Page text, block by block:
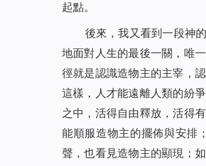
起點。
後來，我又看到一段神
地面對人生的最後一關，唯
徑就是認識造物主的主宰，
這樣，人才能遠離人類的紛
之中，活得自由釋放，活得
能順服造物主的擺佈與安排
聲，也看見造物主的顯現；